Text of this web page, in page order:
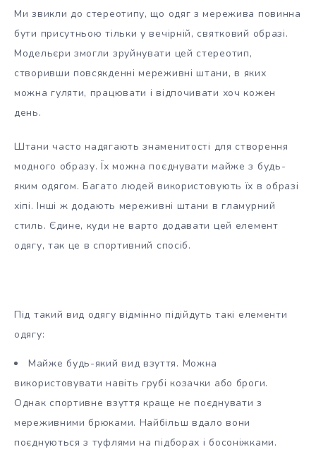
Ми звикли до стереотипу, що одяг з мережива повинна
бути присутньою тільки у вечірній, святковий образі.
Модельєри змогли зруйнувати цей стереотип,
створивши повсякденні мереживні штани, в яких
можна гуляти, працювати і відпочивати хоч кожен
день.
Штани часто надягають знаменитості для створення
модного образу. Їх можна поєднувати майже з будь-
яким одягом. Багато людей використовують їх в образі
хіпі. Інші ж додають мереживні штани в гламурний
стиль. Єдине, куди не варто додавати цей елемент
одягу, так це в спортивний спосіб.
Під такий вид одягу відмінно підійдуть такі елементи
одягу:
Майже будь-який вид взуття. Можна
використовувати навіть грубі козачки або броги.
Однак спортивне взуття краще не поєднувати з
мереживними брюками. Найбільш вдало вони
поєднуються з туфлями на підборах і босоніжками.